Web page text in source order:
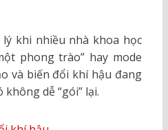
khi nhiều nhà khoa học
phong trào” hay mode
và biến đổi khí hậu đang
dễ “gói” lại.